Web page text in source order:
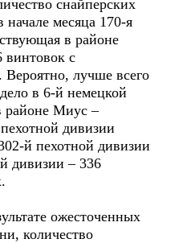
снайперских
месяца 170-я
в районе
винтовок с
лучше всего
в 6-й немецкой
районе Миус –
дивизии
й пехотной дивизии
дивизии – 336
ожесточенных
количество